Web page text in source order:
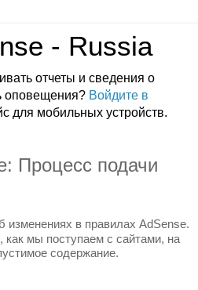
- Russia
отчеты и сведения о
оповещения? Войдите в
для мобильных устройств.
Процесс подачи
в правилах AdSense.
как мы поступаем с сайтами, на
содержание.